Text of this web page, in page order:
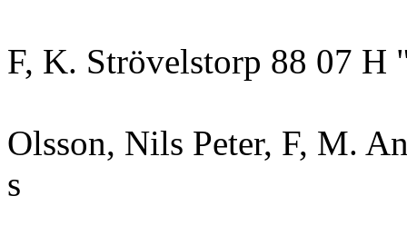
F, K. Strövelstorp 88 07
Olsson, Nils Peter, F, M.
s